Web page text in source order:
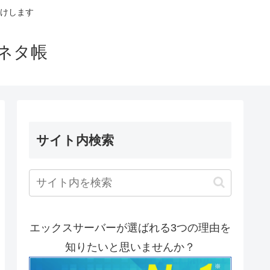
します
タ帳
サイト内検索
エックスサーバーが選ばれる3つの理由を
知りたいと思いませんか？